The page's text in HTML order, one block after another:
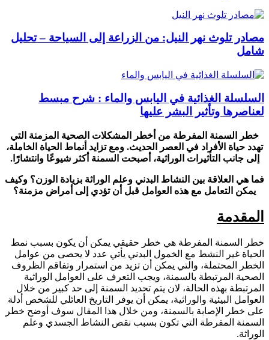
مصادر تلوث نهر النيل: من الزراعة إلى السياحة – تحليل
شامل
السلسلة الغذائية في اليابس والماء : شرح مبسط
لعناصرها وتأثير البشر عليها
خطر السمنة المفرطة من أخطر المشكلات الصحية المزمنة التي
تهدد حياة الأفراد في العصر الحديث. ومع تزايد أنماط الحياة الخاملة،
إلى جانب التأثيرات الوراثية، أصبحت السمنة أكثر شيوعًا وانتشارًا.
فما هي العلاقة بين النشاط البدني وعلم الوراثة بزيادة الوزن؟ وكيف
يمكن التعامل مع هذه العوامل قبل أن تؤدي إلى أمراض مزمنة؟
المقدمة
خطر السمنة المفرطة هي خطر حقيقي يمكن أن يكون بسبب نمط
الحياة غير النشط مع الخمول البدني يأتي عدد لا يحصى من عوامل
الخطر المحتملة، والتي يمكن أن تزيد من استمرار وتفاقم الظروف
الصحية المرتبطة بالسمنة، ويجب التعرف على العوامل الوراثية
المرتبطة بهذه الحالة، لان يتم تحديد السمنة إلى حد كبير من خلال
العوامل البيئية والوراثية، يمكن أن يوفر التاريخ العائلي للشخص أدلة
على خطر الإصابة بالسمنة، ومن خلال هذا المقال سوف أوضح خطر
السمنة المفرطة التي تكون بسبب نقص النشاط الجسدي وعلم
الوراثة.